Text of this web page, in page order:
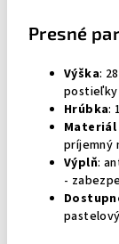
Presné
Výška:
postieľky
Hrúbka:
príjemný
Výplň:
-